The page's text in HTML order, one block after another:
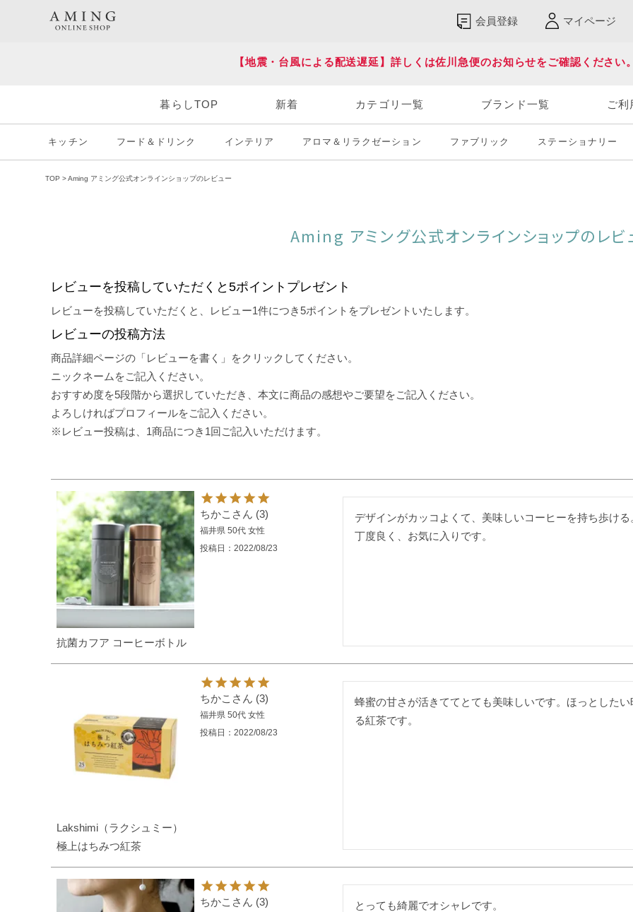
会員登録 マイページ
HOT KEY WORD
【地震・台風による配送遅延】詳しくは佐川急便のお知らせをご確認ください
暮らしTOP 新着 カテゴリ一覧 ブランド一覧 ご利
キッチン フード＆ドリンク インテリア アロマ＆リラクゼーション ファブリック ステーショナリー
TOP Aming アミング公式オンラインショップのレビュー
Aming アミング公式オンラインショップのレビ
レビューを投稿していただくと5ポイントプレゼント
レビューを投稿していただくと、レビュー1件につき5ポイントをプレゼントいたします。
レビューの投稿方法
商品詳細ページの「レビューを書く」をクリックしてください。
ニックネームをご記入ください。
おすすめ度を5段階から選択していただき、本文に商品の感想やご要望をご記入ください。
よろしければプロフィールをご記入ください。
※レビュー投稿は、1商品につき1回ご記入いただけます。
抗菌カフア コーヒーボトル
ちかこ 3
福井県 50代 女性
投稿日
2022/08/23
デザインがカッコよくて、美味しいコーヒーを持ち歩け
丁度良く、お気に入りです。
Lakshimi（ラクシュミー）
極上はちみつ紅茶
ちかこ 3
福井県 50代 女性
投稿日
2022/08/23
蜂蜜の甘さが活きててとても美味しいです。ほっとした
る紅茶です。
ちかこ 3
とっても綺麗でオシャレです。